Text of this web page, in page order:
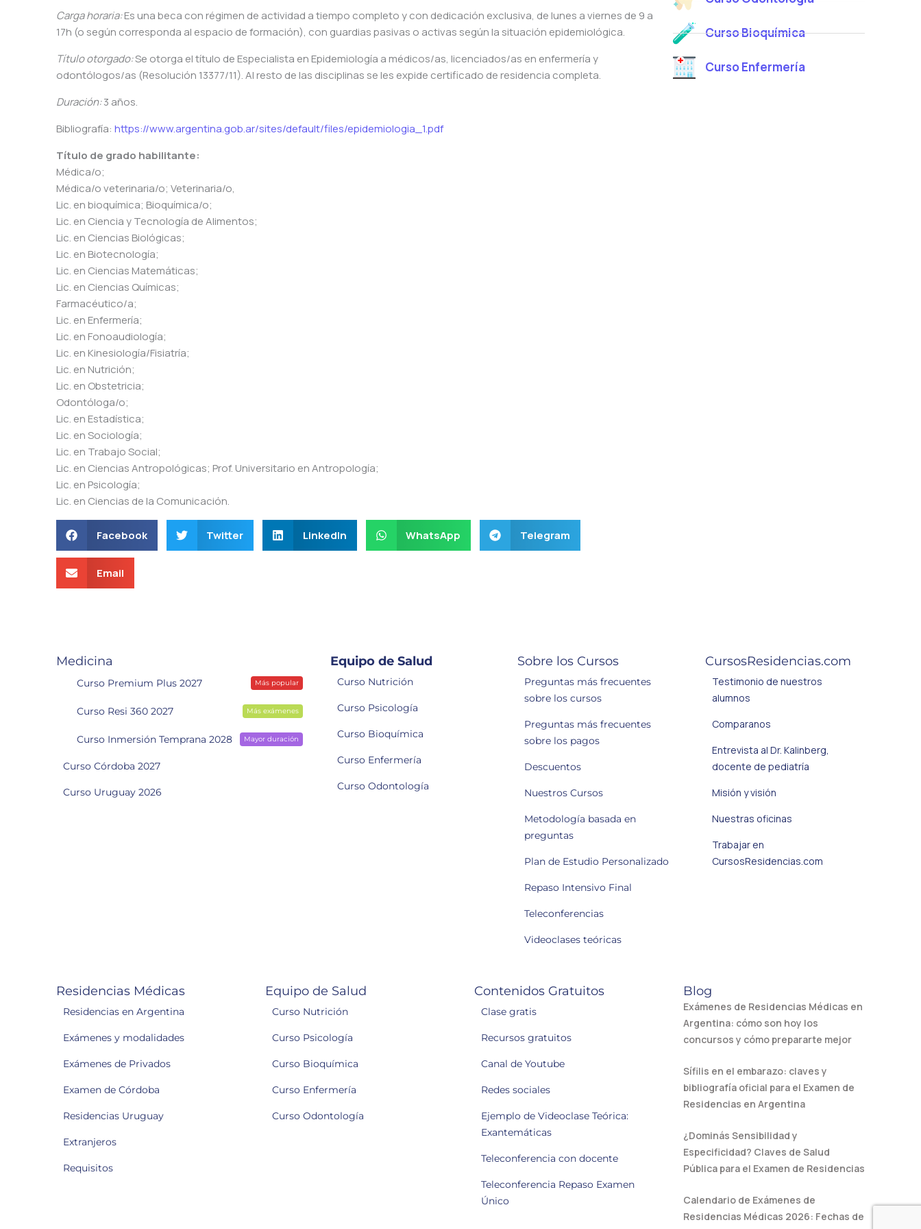
Carga horaria:Es una beca con régimen de actividad a tiempo completo y con dedicación exclusiva, de lunes a viernes de 9 a
17h (o según corresponda al espacio de formación), con guardias pasivas o activas según la situación epidemiológica.
Título otorgado:Se otorga el título de Especialista en Epidemiología a médicos/as, licenciados/as en enfermería y
odontólogos/as (Resolución 13377/11). Al resto de las disciplinas se les expide certificado de residencia completa.
Duración:3 años.
Bibliografía: https://www.argentina.gob.ar/sites/default/files/epidemiologia_1.pdf
Título de grado habilitante:
Médica/o;
Médica/o veterinaria/o; Veterinaria/o,
Lic. en bioquímica; Bioquímica/o;
Lic. en Ciencia y Tecnología de Alimentos;
Lic. en Ciencias Biológicas;
Lic. en Biotecnología;
Lic. en Ciencias Matemáticas;
Lic. en Ciencias Químicas;
Farmacéutico/a;
Lic. en Enfermería;
Lic. en Fonoaudiología;
Lic. en Kinesiología/Fisiatría;
Lic. en Nutrición;
Lic. en Obstetricia;
Odontóloga/o;
Lic. en Estadística;
Lic. en Sociología;
Lic. en Trabajo Social;
Lic. en Ciencias Antropológicas; Prof. Universitario en Antropología;
Lic. en Psicología;
Lic. en Ciencias de la Comunicación.
Facebook Twitter LinkedIn WhatsApp Telegram
Email
Curso Bioquímica
Curso Enfermería
Medicina
Curso Premium Plus 2027 Más popular
Curso Resi 360 2027 Más exámenes
Curso Inmersión Temprana 2028 Mayor duración
Curso Córdoba 2027
Curso Uruguay 2026
Equipo de Salud
Curso Nutrición
Curso Psicología
Curso Bioquímica
Curso Enfermería
Curso Odontología
Sobre los Cursos
Preguntas más frecuentes
sobre los cursos
Preguntas más frecuentes
sobre los pagos
Descuentos
Nuestros Cursos
Metodología basada en
preguntas
Plan de Estudio Personalizado
Repaso Intensivo Final
Teleconferencias
Videoclases teóricas
CursosResidencias.com
Testimonio de nuestros
alumnos
Comparanos
Entrevista al Dr. Kalinberg,
docente de pediatría
Misión y visión
Nuestras oficinas
Trabajar en
CursosResidencias.com
Residencias Médicas
Residencias en Argentina
Exámenes y modalidades
Exámenes de Privados
Examen de Córdoba
Residencias Uruguay
Extranjeros
Requisitos
Equipo de Salud
Curso Nutrición
Curso Psicología
Curso Bioquímica
Curso Enfermería
Curso Odontología
Contenidos Gratuitos
Clase gratis
Recursos gratuitos
Canal de Youtube
Redes sociales
Ejemplo de Videoclase Teórica:
Exantemáticas
Teleconferencia con docente
Teleconferencia Repaso Examen
Único
Blog
Exámenes de Residencias Médicas en
Argentina: cómo son hoy los
concursos y cómo prepararte mejor
Sífilis en el embarazo: claves y
bibliografía oficial para el Examen de
Residencias en Argentina
¿Dominás Sensibilidad y
Especificidad? Claves de Salud
Pública para el Examen de Residencias
Calendario de Exámenes de
Residencias Médicas 2026: Fechas de